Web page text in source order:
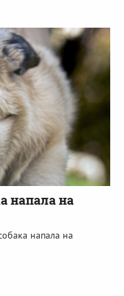
напала на
напала на